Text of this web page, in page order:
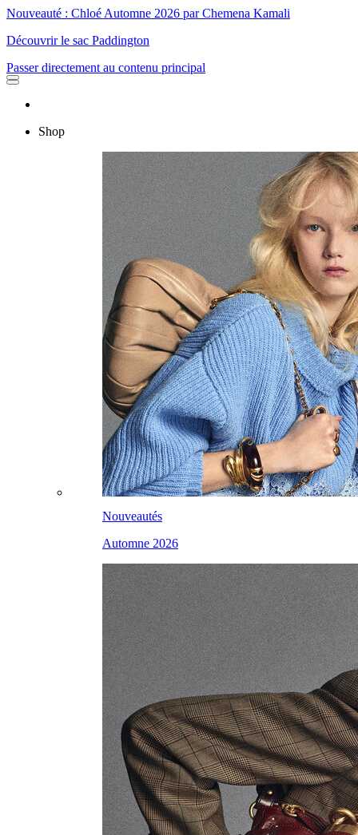
Nouveauté : Chloé Automne 2026 par Chemena Kamali
Découvrir le sac Paddington
Passer directement au contenu principal
Shop
Nouveautés
Automne 2026